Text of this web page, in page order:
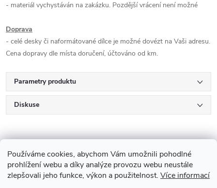
Používáme cookies, abychom Vám umožnili pohodlné
prohlížení webu a díky analýze provozu webu neustále
zlepšovali jeho funkce, výkon a použitelnost. Více informací
- materiál vychystáván na zakázku. Pozdější vrácení není možné
Doprava
- celé desky či naformátované dílce je možné dovézt na Vaši adresu.
Cena dopravy dle místa doručení, účtováno od km.
Parametry produktu
Diskuse